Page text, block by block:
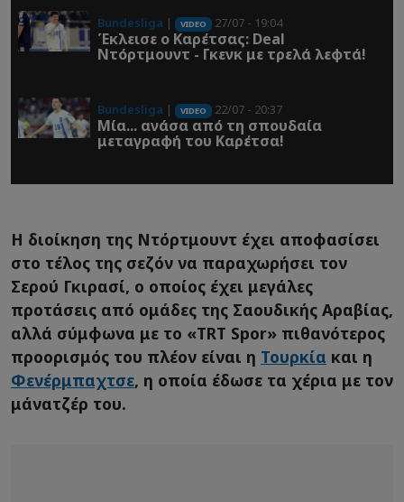
Bundesliga | VIDEO 27/07 - 19:04
Έκλεισε ο Καρέτσας: Deal
Ντόρτμουντ - Γκενκ με τρελά λεφτά!
Bundesliga | VIDEO 22/07 - 20:37
Μία... ανάσα από τη σπουδαία
μεταγραφή του Καρέτσα!
Η διοίκηση της Ντόρτμουντ έχει αποφασίσει
στο τέλος της σεζόν να παραχωρήσει τον
Σερού Γκιρασί, ο οποίος έχει μεγάλες
προτάσεις από ομάδες της Σαουδικής Αραβίας,
αλλά σύμφωνα με το «TRT Spor» πιθανότερος
προορισμός του πλέον είναι η Τουρκία και η
Φενέρμπαχτσε, η οποία έδωσε τα χέρια με τον
μάνατζέρ του.